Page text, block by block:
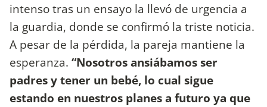
intenso tras un ensayo la llevó de urgencia a
la guardia, donde se confirmó la triste noticia.
A pesar de la pérdida, la pareja mantiene la
esperanza. “Nosotros ansiábamos ser
padres y tener un bebé, lo cual sigue
estando en nuestros planes a futuro ya que